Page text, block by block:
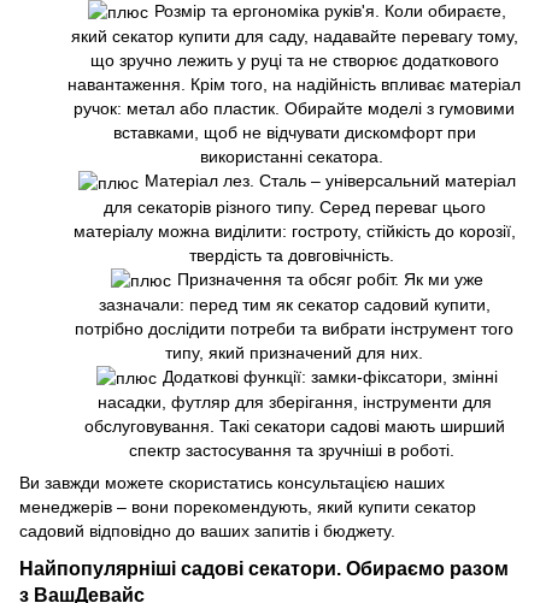
Розмір та ергономіка руків'я. Коли обираєте,
який секатор купити для саду, надавайте перевагу тому,
що зручно лежить у руці та не створює додаткового
навантаження. Крім того, на надійність впливає матеріал
ручок: метал або пластик. Обирайте моделі з гумовими
вставками, щоб не відчувати дискомфорт при
використанні секатора.
Матеріал лез. Сталь – універсальний матеріал
для секаторів різного типу. Серед переваг цього
матеріалу можна виділити: гостроту, стійкість до корозії,
твердість та довговічність.
Призначення та обсяг робіт. Як ми уже
зазначали: перед тим як секатор садовий купити,
потрібно дослідити потреби та вибрати інструмент того
типу, який призначений для них.
Додаткові функції: замки-фіксатори, змінні
насадки, футляр для зберігання, інструменти для
обслуговування. Такі секатори садові мають ширший
спектр застосування та зручніші в роботі.
Ви завжди можете скористатись консультацією наших
менеджерів – вони порекомендують, який купити секатор
садовий відповідно до ваших запитів і бюджету.
Найпопулярніші садові секатори. Обираємо разом
з ВашДевайс